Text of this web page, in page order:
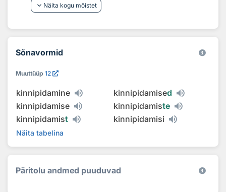
keyboard_arrow_down Näita kogu mõistet
Sõnavormid
Muuttüüp 12
kinnipidamine kinnipidamised
kinnipidamise
kinnipidamiste
kinnipidamist kinnipidamisi
Näita tabelina
Päritolu andmed puuduvad